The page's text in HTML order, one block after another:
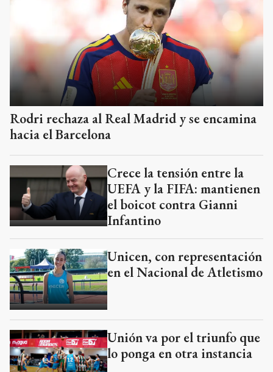
Rodri rechaza al Real Madrid y se encamina
hacia el Barcelona
Crece la tensión entre la
UEFA y la FIFA: mantienen
el boicot contra Gianni
Infantino
Unicen, con representación
en el Nacional de Atletismo
Unión va por el triunfo que
lo ponga en otra instancia